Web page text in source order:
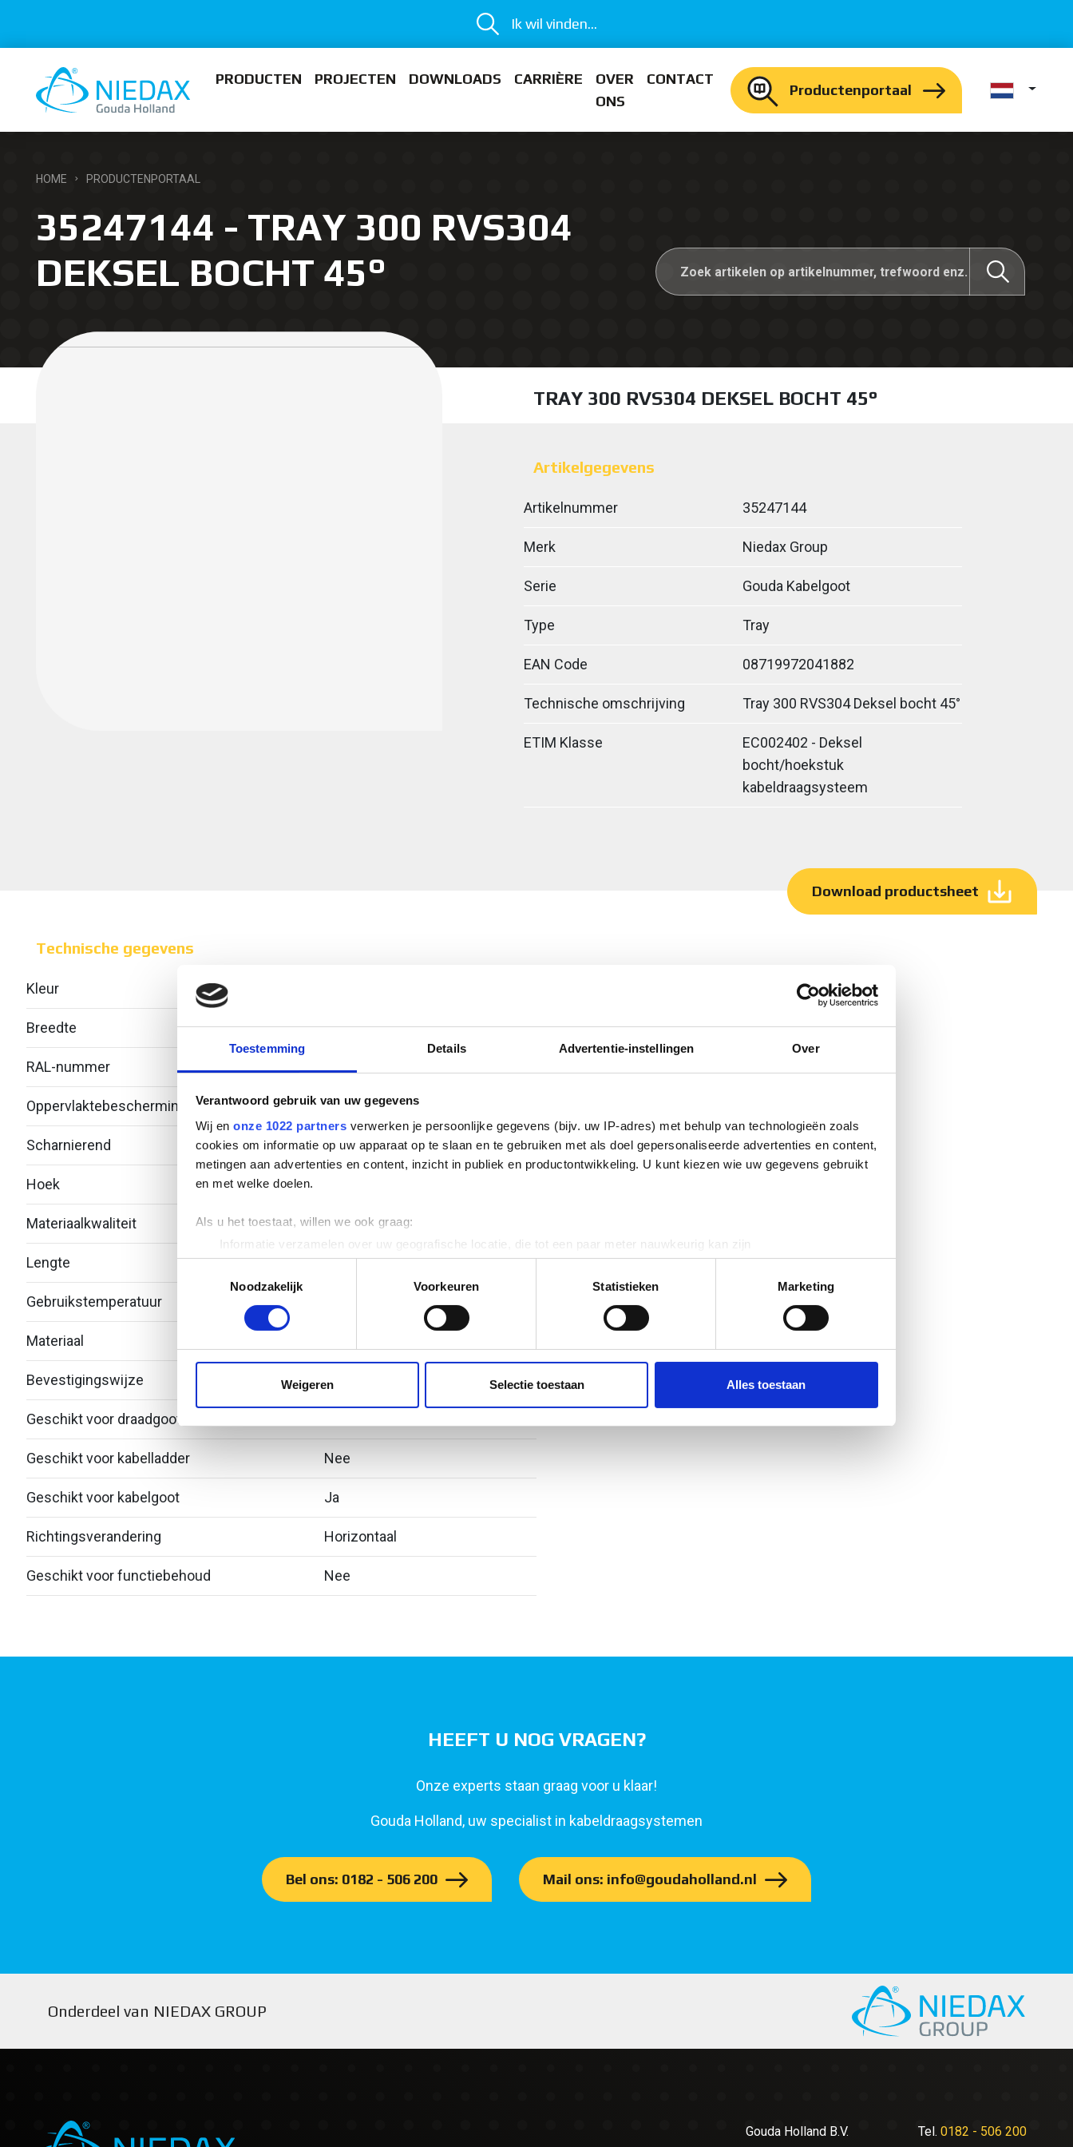
Toestemming Details Advertentie-instellingen Over
Verantwoord gebruik van uw gegevens
Wij en onze 1022 partners verwerken je persoonlijke gegevens (bijv. uw IP-adres) met behulp van technologieën zoals
cookies om informatie op uw apparaat op te slaan en te gebruiken met als doel gepersonaliseerde advertenties en content,
metingen aan advertenties en content, inzicht in publiek en productontwikkeling. U kunt kiezen wie uw gegevens gebruikt
en met welke doelen.
Als u het toestaat, willen we ook graag:
Informatie verzamelen over uw geografische locatie, die tot een paar meter nauwkeurig kan zijn
Uw apparaat identificeren door het actief te scannen op specifieke eigenschappen (fingerprinting)
Lees meer over hoe uw persoonlijke gegevens worden verwerkt en stel uw voorkeuren in het
detailgedeeltein. U kunt uw
toestemming op elk moment wijzigen of intrekken in de Cookieverklaring.
websiteverkeer te analyseren. Ook delen we informatie over uw gebruik van onze site met onze partners voor social
media, adverteren en analyse. Deze partners kunnen deze gegevens combineren met andere informatie die u aan ze heeft
Noodzakelijk
Voorkeuren Statistieken Marketing
Weigeren Selectie toestaan Alles toestaan
Ik wil vinden...
PRODUCTEN PROJECTEN DOWNLOADS CARRIÈRE
OVER
ONS
CONTACT
Productenportaal
HOME PRODUCTENPORTAAL
35247144 - TRAY 300 RVS304
DEKSEL BOCHT 45°
TRAY 300 RVS304 DEKSEL BOCHT 45°
Artikelgegevens
Artikelnummer 35247144
Merk Niedax Group
Serie Gouda Kabelgoot
Type Tray
EAN Code 08719972041882
Technische omschrijving Tray 300 RVS304 Deksel bocht 45°
ETIM Klasse
EC002402 - Deksel
bocht/hoekstuk
kabeldraagsysteem
Download productsheet
Technische gegevens
Kleur
Breedte 300
RAL-nummer -
Oppervlaktebescherming Overig
Scharnierend Nee
Hoek
Materiaalkwaliteit RVS 304 (1.4301)
Lengte -
Gebruikstemperatuur
Materiaal
Bevestigingswijze Dekselklem
Geschikt voor draadgoot
Geschikt voor kabelladder Nee
Geschikt voor kabelgoot Ja
Richtingsverandering Horizontaal
Geschikt voor functiebehoud Nee
HEEFT U NOG VRAGEN?
Onze experts staan graag voor u klaar!
Gouda Holland, uw specialist in kabeldraagsystemen
Bel ons: 0182 - 506 200 Mail ons: info@goudaholland.nl
Onderdeel van NIEDAX GROUP
Gouda Holland B.V.
Tel. 0182 - 506 200